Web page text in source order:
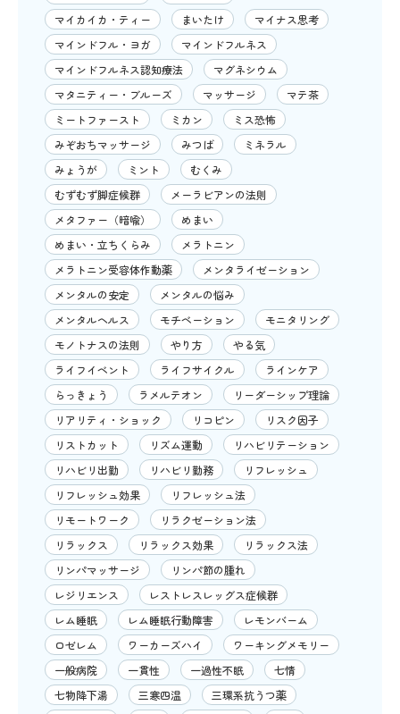
マイカイカ・ティー
まいたけ
マイナス思考
マインドフル・ヨガ
マインドフルネス
マインドフルネス認知療法
マグネシウム
マタニティー・ブルーズ
マッサージ
マテ茶
ミートファースト
ミカン
ミス恐怖
みぞおちマッサージ
みつば
ミネラル
みょうが
ミント
むくみ
むずむず脚症候群
メーラビアンの法則
メタファー（暗喩）
めまい
めまい・立ちくらみ
メラトニン
メラトニン受容体作動薬
メンタライゼーション
メンタルの安定
メンタルの悩み
メンタルヘルス
モチベーション
モニタリング
モノトナスの法則
やり方
やる気
ライフイベント
ライフサイクル
ラインケア
らっきょう
ラメルテオン
リーダーシップ理論
リアリティ・ショック
リコピン
リスク因子
リストカット
リズム運動
リハビリテーション
リハビリ出勤
リハビリ勤務
リフレッシュ
リフレッシュ効果
リフレッシュ法
リモートワーク
リラクゼーション法
リラックス
リラックス効果
リラックス法
リンパマッサージ
リンパ節の腫れ
レジリエンス
レストレスレッグス症候群
レム睡眠
レム睡眠行動障害
レモンバーム
ロゼレム
ワーカーズハイ
ワーキングメモリー
一般病院
一貫性 一過性不眠
七情
七物降下湯
三寒四温
三環系抗うつ薬